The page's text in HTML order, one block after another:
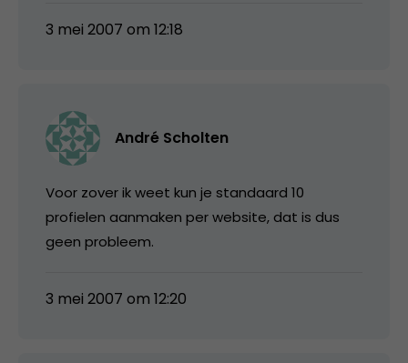
3 mei 2007 om 12:18
André Scholten
Voor zover ik weet kun je standaard 10
profielen aanmaken per website, dat is dus
geen probleem.
3 mei 2007 om 12:20